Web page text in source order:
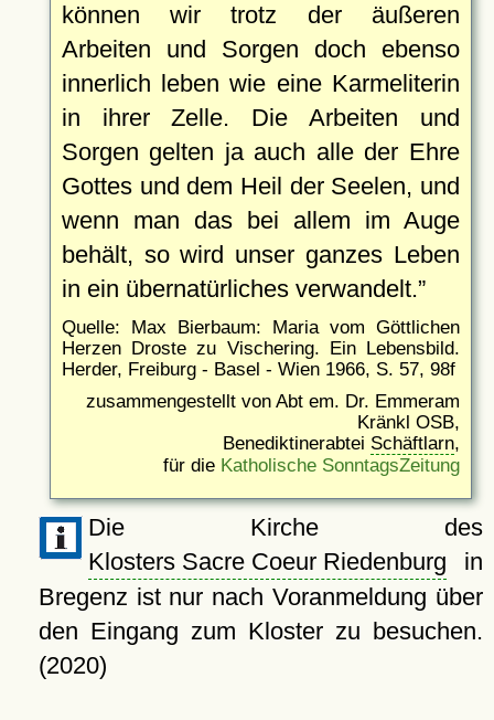
können wir trotz der äußeren
Arbeiten und Sorgen doch ebenso
innerlich leben wie eine Karmeliterin
in ihrer Zelle. Die Arbeiten und
Sorgen gelten ja auch alle der Ehre
Gottes und dem Heil der Seelen, und
wenn man das bei allem im Auge
behält, so wird unser ganzes Leben
in ein übernatürliches verwandelt.
Quelle: Max Bierbaum: Maria vom Göttlichen
Herzen Droste zu Vischering. Ein Lebensbild.
Herder, Freiburg - Basel - Wien 1966, S. 57, 98f
zusammengestellt von Abt em. Dr. Emmeram
Kränkl OSB,
Benediktinerabtei Schäftlarn,
für die Katholische SonntagsZeitung
Die Kirche des
Klosters Sacre Coeur Riedenburg in
Bregenz ist nur nach Voranmeldung über
den Eingang zum Kloster zu besuchen.
(2020)